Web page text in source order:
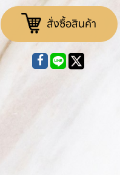
สั่งซื้อสินค้า